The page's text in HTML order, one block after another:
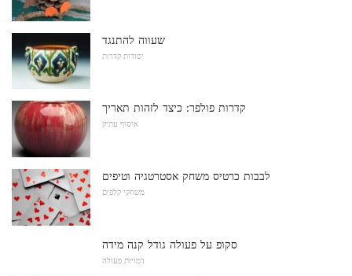
שעווה להתנגד
יסודות קדרות
קדרות פולפר: כיצד לזהות תאריך
איסוף עתיק
לבבות כרטיס משחק אסטרטגיה וטיפים
משחקי קלפים
סקופ על פעולה גודל קנה מידה
דמויות פעולה